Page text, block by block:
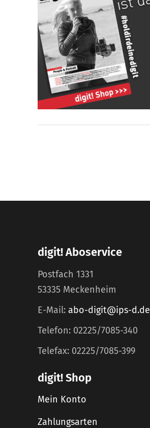
digit! Aboservice
Postfach 1331
53335 Meckenheim
E-Mail: abo-digit@ips-d.de
Telefon: 02225/7085-340
Telefax: 02225/7085-399
digit! Shop
Mein Konto
Zahlungsarten